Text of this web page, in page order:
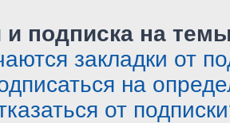
и подписка на
закладки от
на
от